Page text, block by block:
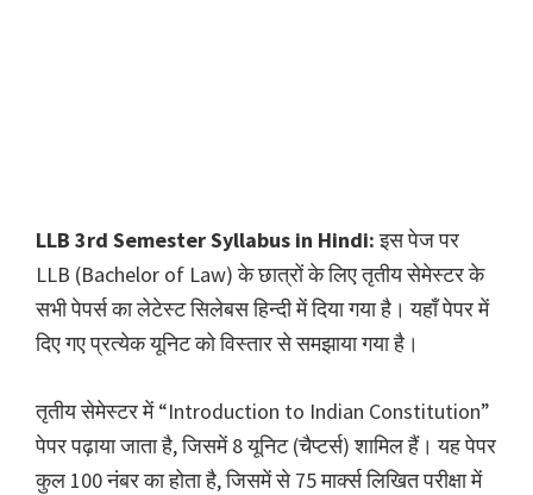
LLB 3rd Semester Syllabus in Hindi:इस पेज पर
LLB (Bachelor of Law) के छात्रों के लिए तृतीय सेमेस्टर के
सभी पेपर्स का लेटेस्ट सिलेबस हिन्दी में दिया गया है। यहाँ पेपर में
दिए गए प्रत्येक यूनिट को विस्तार से समझाया गया है।
तृतीय सेमेस्टर में “Introduction to Indian Constitution”
पेपर पढ़ाया जाता है, जिसमें 8 यूनिट (चैप्टर्स) शामिल हैं। यह पेपर
कुल 100 नंबर का होता है, जिसमें से 75 मार्क्स लिखित परीक्षा में